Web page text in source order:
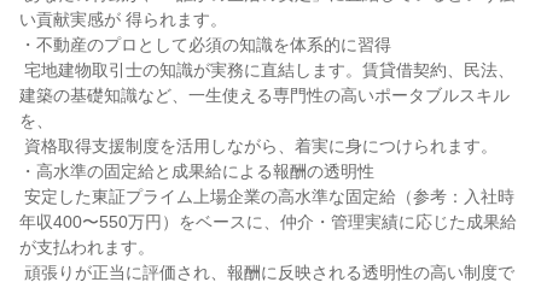
い貢献実感が 得られます。
・不動産のプロとして必須の知識を体系的に習得
建築の基礎知識など、一生使える専門性の高いポータブルスキル
を、
・高水準の固定給と成果給による報酬の透明性
年収400〜550万円）をベースに、仲介・管理実績に応じた成果給
が支払われます。